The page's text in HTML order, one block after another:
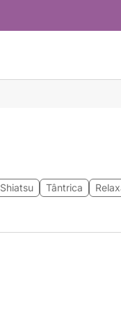
Shiatsu Tântrica